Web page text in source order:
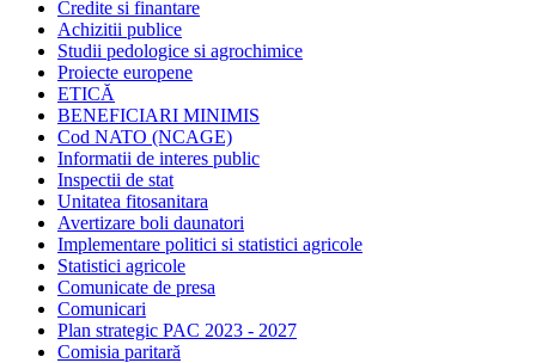
Credite si finantare
Achizitii publice
Studii pedologice si agrochimice
Proiecte europene
ETICĂ
BENEFICIARI MINIMIS
Cod NATO (NCAGE)
Informatii de interes public
Inspectii de stat
Unitatea fitosanitara
Avertizare boli daunatori
Implementare politici si statistici agricole
Statistici agricole
Comunicate de presa
Comunicari
Plan strategic PAC 2023 - 2027
Comisia paritară